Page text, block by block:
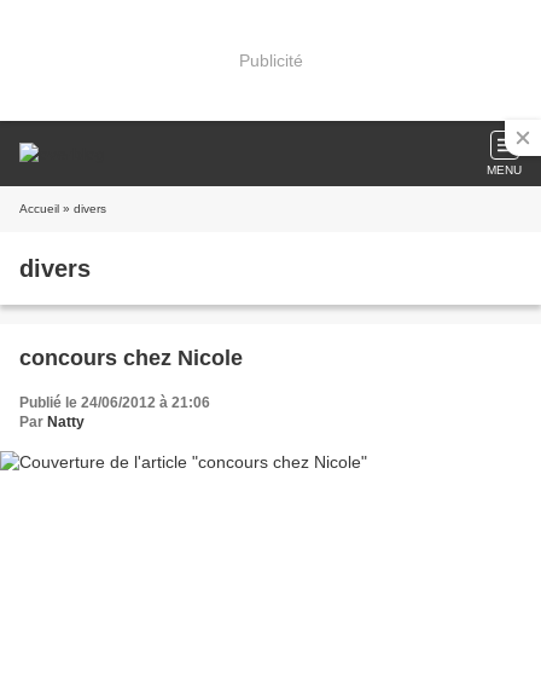
Publicité
MENU
Accueil » divers
divers
concours chez Nicole
Publié le 24/06/2012 à 21:06
Par Natty